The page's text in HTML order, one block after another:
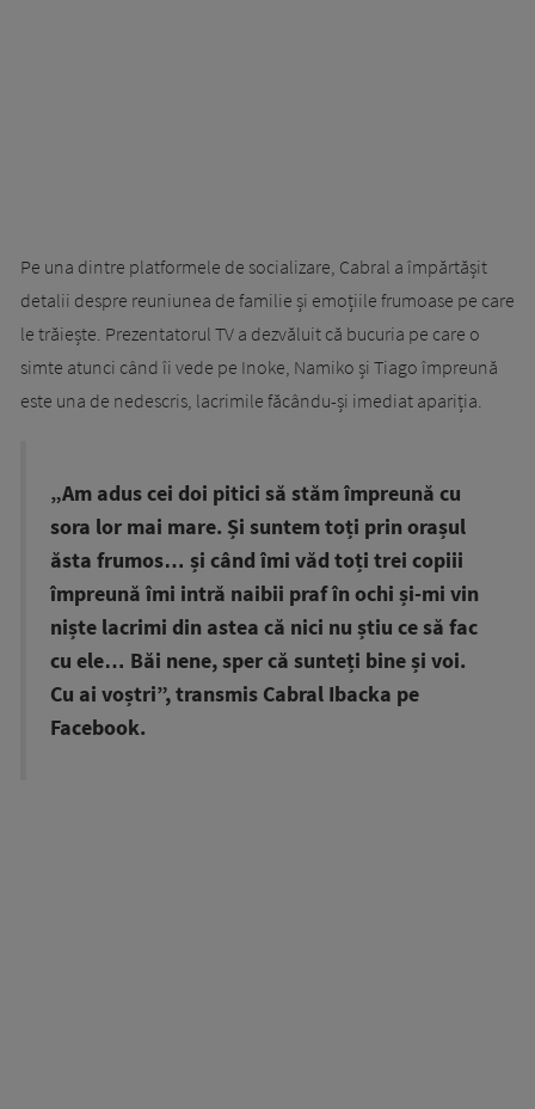
Pe una dintre platformele de socializare, Cabral a împărtășit
detalii despre reuniunea de familie și emoțiile frumoase pe care
le trăiește. Prezentatorul TV a dezvăluit că bucuria pe care o
simte atunci când îi vede pe Inoke, Namiko și Tiago împreună
este una de nedescris, lacrimile făcându-și imediat apariția.
„Am adus cei doi pitici să stăm împreună cu
sora lor mai mare. Și suntem toți prin orașul
ăsta frumos… și când îmi văd toți trei copiii
împreună îmi intră naibii praf în ochi și-mi vin
niște lacrimi din astea că nici nu știu ce să fac
cu ele… Băi nene, sper că sunteți bine și voi.
Cu ai voștri”, transmis Cabral Ibacka pe
Facebook.